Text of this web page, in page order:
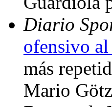
Diario
ofensivo
más
Mario